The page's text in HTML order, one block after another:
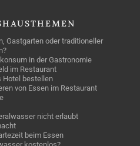
Gastgarten oder traditioneller
in der Gastronomie
im Restaurant
Hotel bestellen
von Essen im Restaurant
nicht erlaubt
beim Essen